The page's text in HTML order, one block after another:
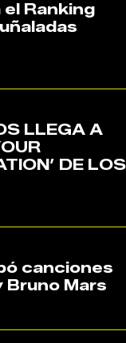
el Ranking
LLEGA A
DE
canciones
Bruno Mars